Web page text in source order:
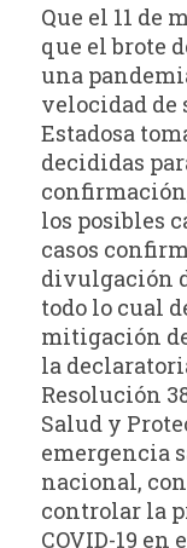
Que el 11 de
que el brote
una
velocidad de
Estadosa
decididas
los posibles
casos
divulgación
todo lo cual
mitigación
la
Resolución
Salud y
emergencia
nacional,
controlar la
COVID-19